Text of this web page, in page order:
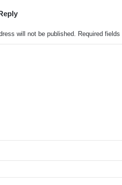
will not be published. Required